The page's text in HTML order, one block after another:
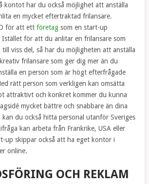
kontot har du också möjlighet att anställa
en mycket eftertraktad frilansare.
för att ett företag som en start-up
Istället för att du anlitar en frilansare som
till viss del, så har du möjligheten att anställa
frilansare som ger dig mer än du
en person som är högt efterfrågade
rätt person som verkligen kan omsätta
attraktivt och konkret kommer du kunna
mycket bättre och snabbare än dina
du också hitta personal utanför Sveriges
kan arbeta från Frankrike, USA eller
up skippar också att ha eget kontor i
online.
OCH REKLAM